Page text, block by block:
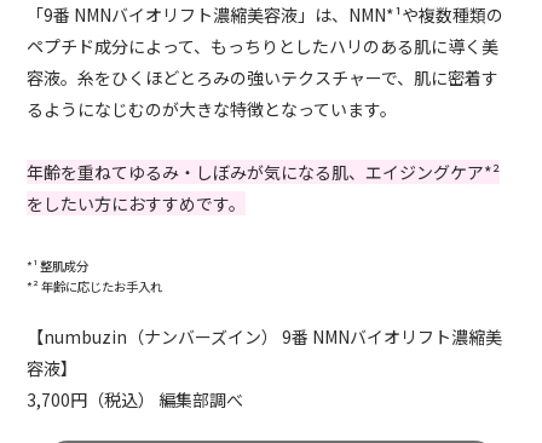
「9番 NMNバイオリフト濃縮美容液」は、NMN*¹や複数種類の
ペプチド成分によって、もっちりとしたハリのある肌に導く美
容液。糸をひくほどとろみの強いテクスチャーで、肌に密着す
るようになじむのが大きな特徴となっています。
年齢を重ねてゆるみ・しぼみが気になる肌、エイジングケア*²
をしたい方におすすめです。
*¹ 整肌成分
*² 年齢に応じたお手入れ
【numbuzin（ナンバーズイン） 9番 NMNバイオリフト濃縮美
容液】
3,700円（税込） 編集部調べ